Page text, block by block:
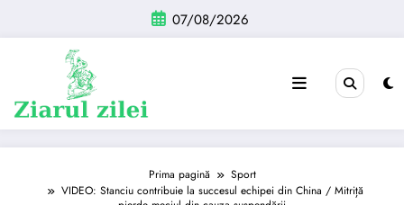
conținut
07/08/2026
Prima pagină
Sport
VIDEO: Stanciu contribuie la succesul echipei din China / Mitriță